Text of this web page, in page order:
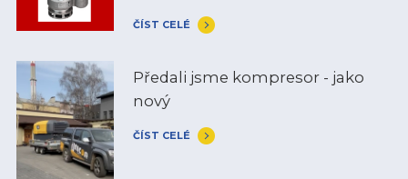
ČÍST CELÉ
Předali jsme kompresor - jako
nový
ČÍST CELÉ